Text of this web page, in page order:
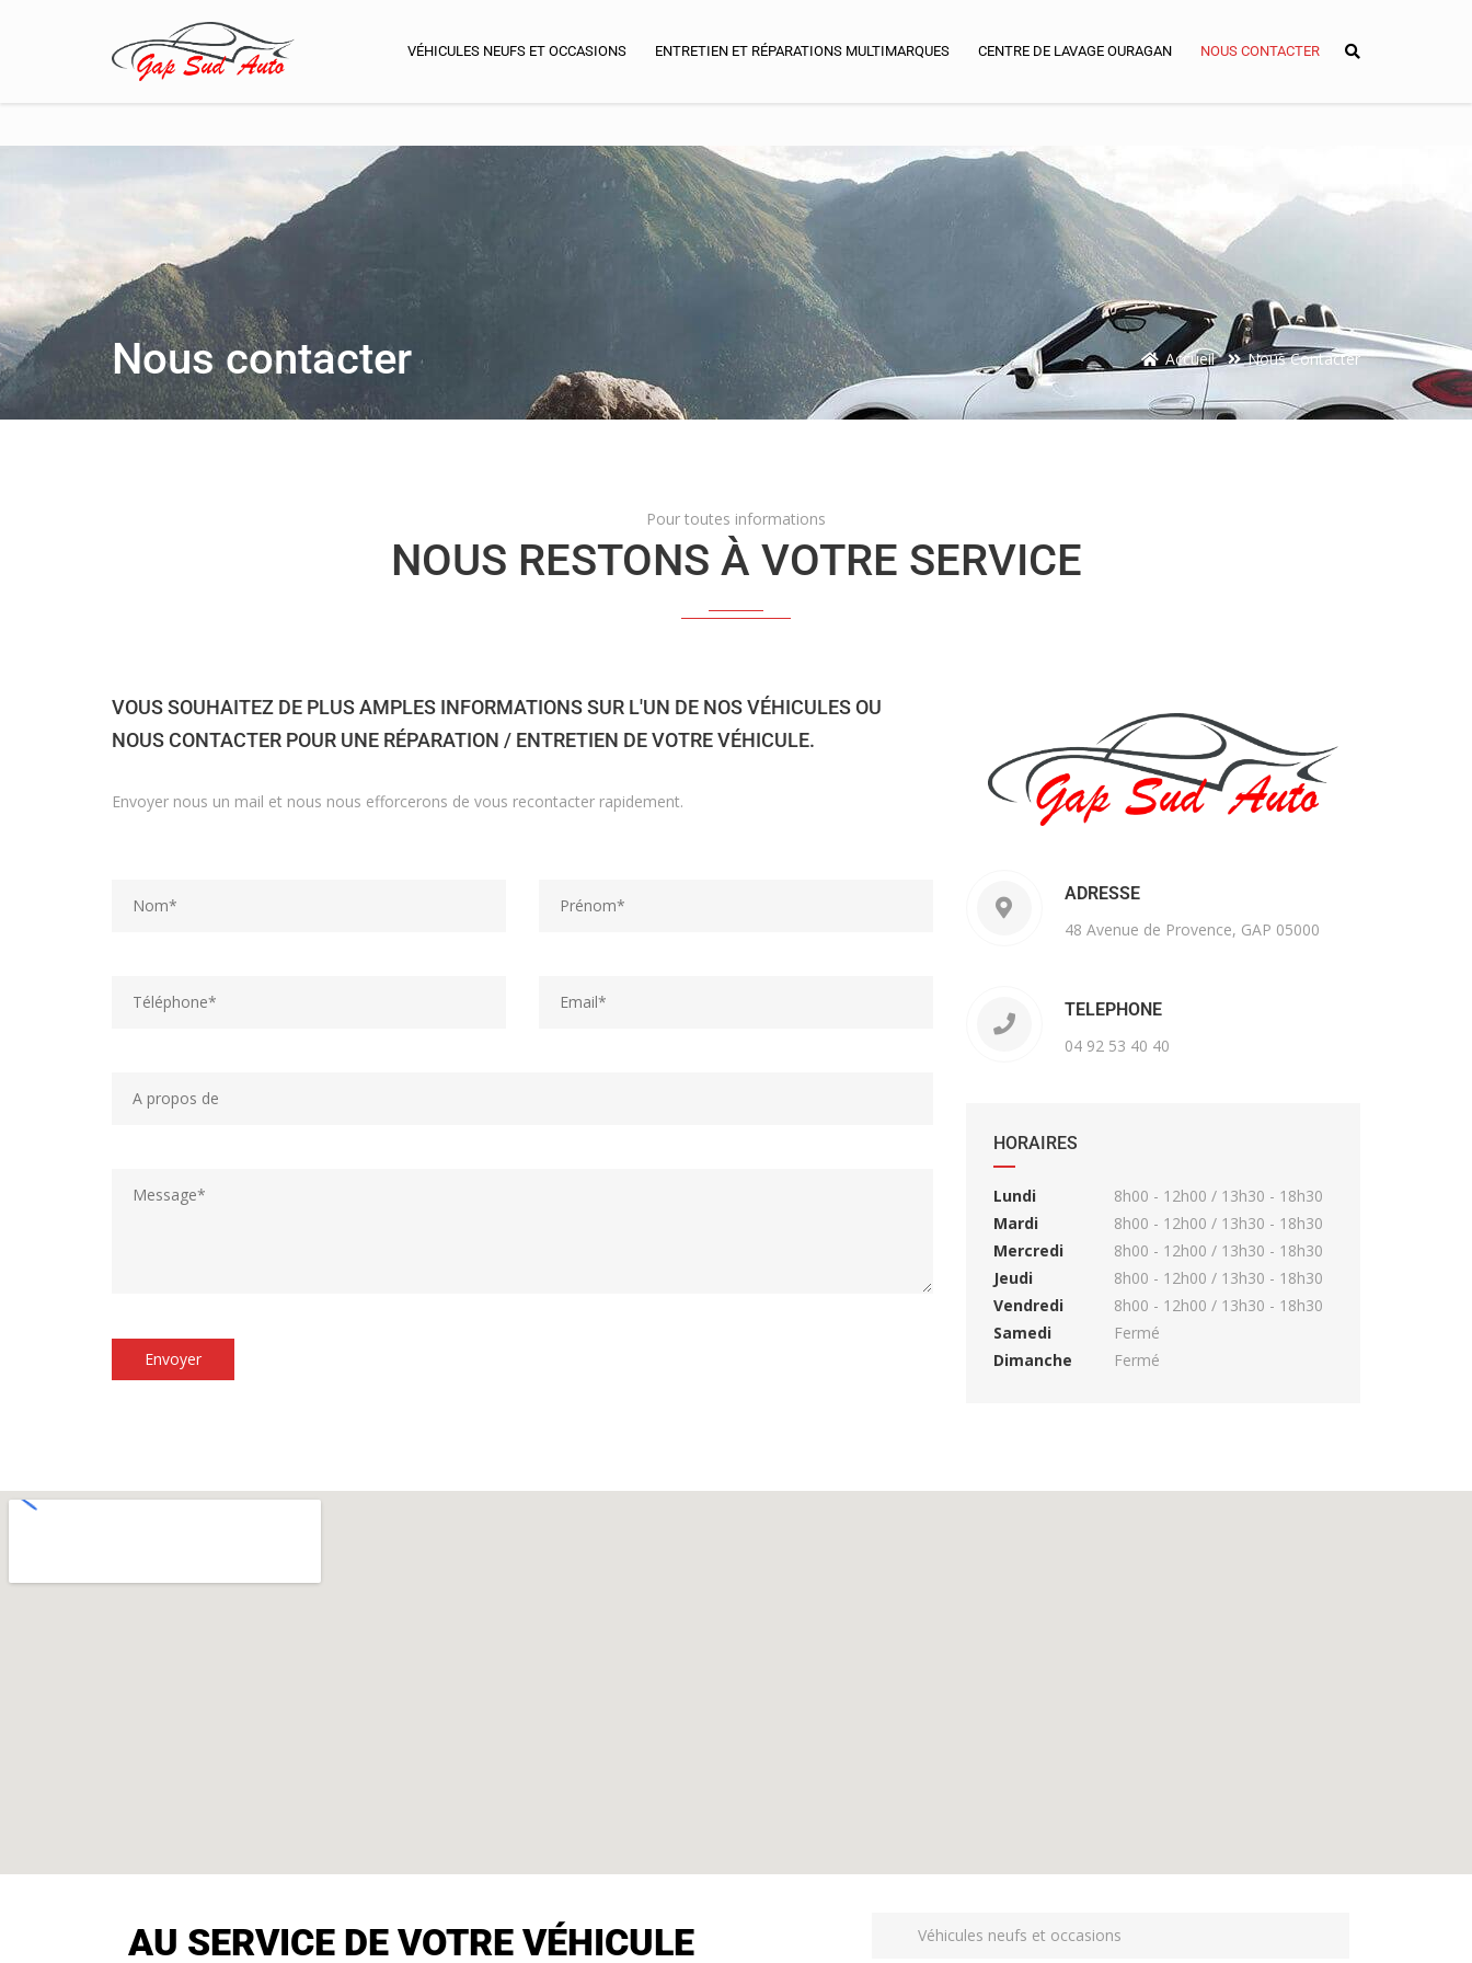
8h00 à 12h00 - 13h30 à 18h30
VÉHICULES NEUFS ET OCCASIONS ENTRETIEN ET RÉPARATIONS MULTIMARQUES CENTRE DE LAVAGE OURAGAN NOUS CONTACTER
Nous contacter Accueil Nous Contacter
Pour toutes informations
NOUS RESTONS À VOTRE SERVICE
VOUS SOUHAITEZ DE PLUS AMPLES INFORMATIONS SUR L'UN DE NOS VÉHICULES OU
NOUS CONTACTER POUR UNE RÉPARATION / ENTRETIEN DE VOTRE VÉHICULE.
Envoyer nous un mail et nous nous efforcerons de vous recontacter rapidement.
ADRESSE
48 Avenue de Provence, GAP 05000
TELEPHONE
04 92 53 40 40
HORAIRES
Lundi
8h00 - 12h00 / 13h30 - 18h30
Mardi
8h00 - 12h00 / 13h30 - 18h30
Mercredi
8h00 - 12h00 / 13h30 - 18h30
Jeudi
8h00 - 12h00 / 13h30 - 18h30
Vendredi
8h00 - 12h00 / 13h30 - 18h30
Samedi
Fermé
Dimanche
Fermé
AU SERVICE DE VOTRE VÉHICULE Véhicules neufs et occasions